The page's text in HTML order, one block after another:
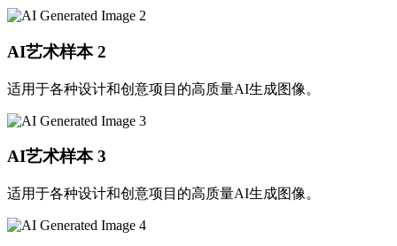
AI艺术样本 2
适用于各种设计和创意项目的高质量AI生成图像。
AI艺术样本 3
适用于各种设计和创意项目的高质量AI生成图像。